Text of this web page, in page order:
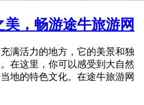
，畅游途牛旅游网
满活力的地方，它的美景和独
在这里，你可以感受到大自然
地的特色文化。在途牛旅游网